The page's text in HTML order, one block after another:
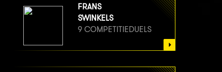
FRANS
SWINKELS
9 COMPETITIEDUELS